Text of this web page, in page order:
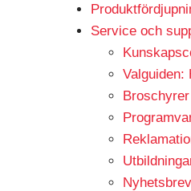
Service och
Valguiden:
Nyhetsbrev